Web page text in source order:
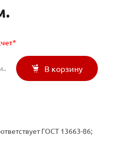
В корзину
ГОСТ 13663-86;